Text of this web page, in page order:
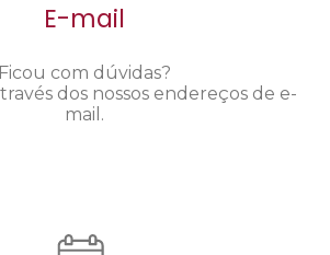
E-mail
Ficou com dúvidas?
dos nossos endereços de e-
mail.